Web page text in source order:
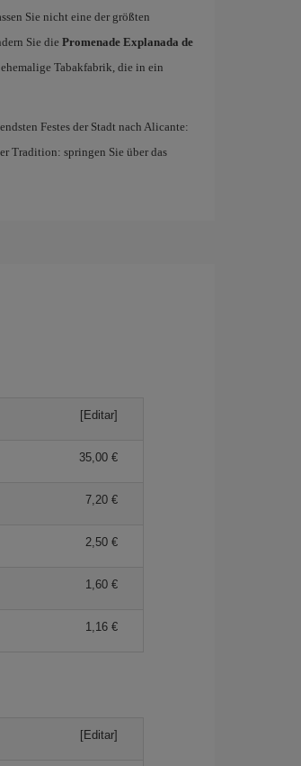
Sie nicht eine der größten
Sie die Promenade Explanada de
Tabakfabrik, die in ein
Festes der Stadt nach Alicante:
Tradition: springen Sie über das
[Editar]
35,00 €
7,20 €
2,50 €
1,60 €
1,16 €
[Editar]